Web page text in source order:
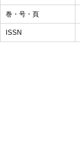
巻・号・頁
ISSN